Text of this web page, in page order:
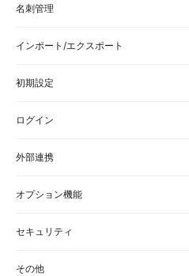
名刺管理
インポート/エクスポート
初期設定
ログイン
外部連携
オプション機能
セキュリティ
その他